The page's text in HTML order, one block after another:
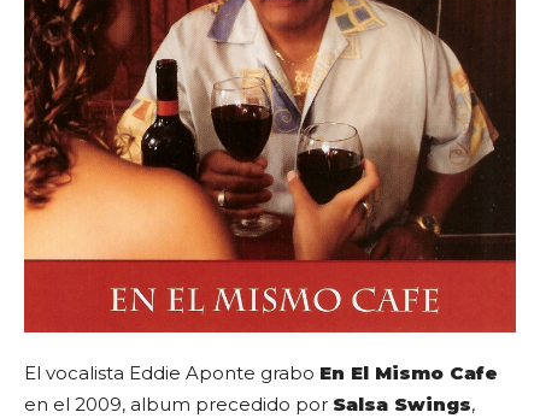
El vocalista Eddie Aponte grabo En El Mismo Cafe
en el 2009, album precedido por Salsa Swings,